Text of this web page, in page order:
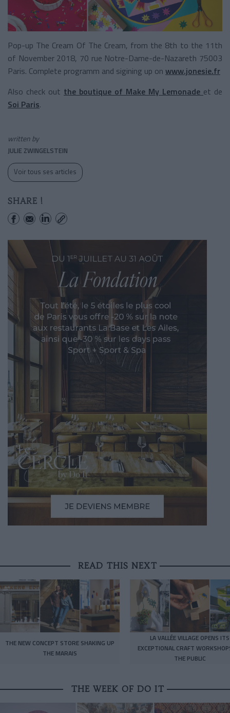
Pop-up The Cream Of The Cream, from the 8th to the 11th
of November 2018, 70 rue Notre-Dame-de-Nazareth 75003
Paris. Complete programm and sigining up on www.jonesie.fr
Also check out the boutique of Make My Lemonade et de
Soi Paris.
written by
JULIE ZWINGELSTEIN
Voir tous ses articles
SHARE !
READ THIS NEXT
THE NEW CONCEPT STORE SHAKING UP
THE MARAIS
LA VALLÉE VILLAGE OPENS ITS
EXCEPTIONAL CRAFT
THE PUBLIC
THE WEEK OF DO IT